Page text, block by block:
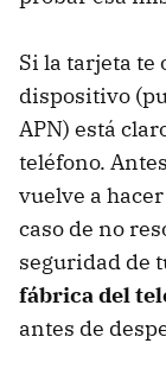
Si la tarjeta te
dispositivo
APN) está
teléfono.
vuelve a
caso de no
seguridad de
fábrica del
antes de